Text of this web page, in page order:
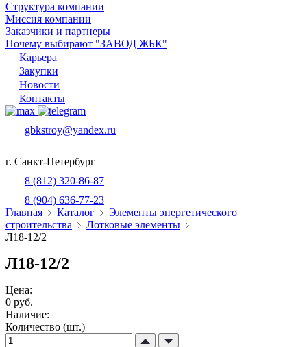
Структура компании
Миссия компании
Заказчики и партнеры
Почему выбирают "ЗАВОД ЖБК"
Карьера
Закупки
Новости
Контакты
gbkstroy@yandex.ru
г. Санкт-Петербург
8 (812) 320-86-87
8 (904) 636-77-23
Главная
Каталог
Элементы энергетического
строительства
Лотковые элементы
Л18-12/2
Л18-12/2
Цена:
0 руб.
Наличие:
Количество (шт.)